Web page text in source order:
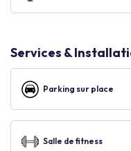
Services &
Parking sur place
Salle de fitness